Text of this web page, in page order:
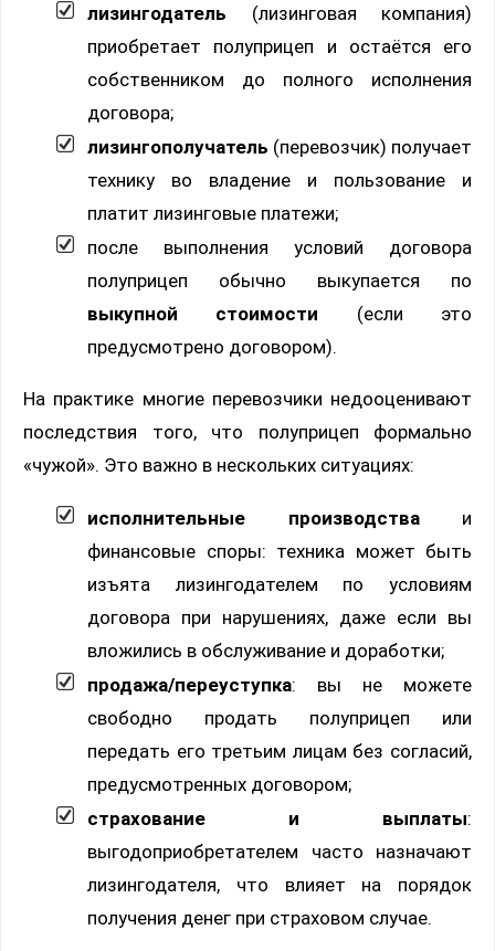
лизингодатель (лизинговая компания)
приобретает полуприцеп и остаётся его
собственником до полного исполнения
договора;
лизингополучатель (перевозчик) получает
технику во владение и пользование и
платит лизинговые платежи;
после выполнения условий договора
полуприцеп обычно выкупается по
выкупной стоимости (если это
предусмотрено договором).
На практике многие перевозчики недооценивают
последствия того, что полуприцеп формально
«чужой». Это важно в нескольких ситуациях:
исполнительные производстваи
финансовые споры: техника может быть
изъята лизингодателем по условиям
договора при нарушениях, даже если вы
вложились в обслуживание и доработки;
продажа/переуступка: вы не можете
свободно продать полуприцеп или
передать его третьим лицам без согласий,
предусмотренных договором;
страхование и выплаты:
выгодоприобретателем часто назначают
лизингодателя, что влияет на порядок
получения денег при страховом случае.